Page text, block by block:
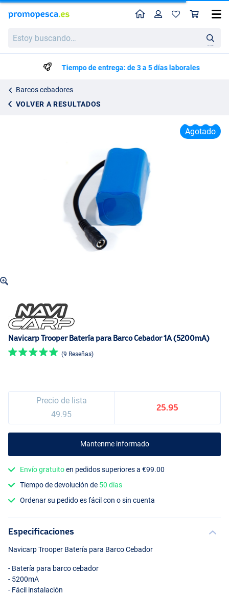
buscando…
en
Perfil
Tiempo de entrega: de 3 a 5 días laborales
Barcos cebadores
VOLVER A RESULTADOS
Navicarp Trooper Batería para Barco Cebador 1A (5200mA)
49.95
Agotado
Navicarp Trooper Batería para Barco Cebador 1A (5200mA)
(9 Reseñas)
Precio de lista
49.95
25.95
Mantenme informado
Envío gratuitoen pedidos superiores a €99.00
Tiempo de devolución de 50 días
Ordenar su pedido es fácil con o sin cuenta
Especificaciones
Navicarp Trooper Batería para Barco Cebador
- Batería para barco cebador
- 5200mA
- Fácil instalación